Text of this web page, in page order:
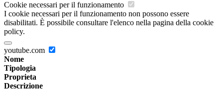
Cookie necessari per il funzionamento
I cookie necessari per il funzionamento non possono essere
disabilitati. È possibile consultare l'elenco nella pagina della cookie
policy.
youtube.com
Nome
Tipologia
Proprieta
Descrizione